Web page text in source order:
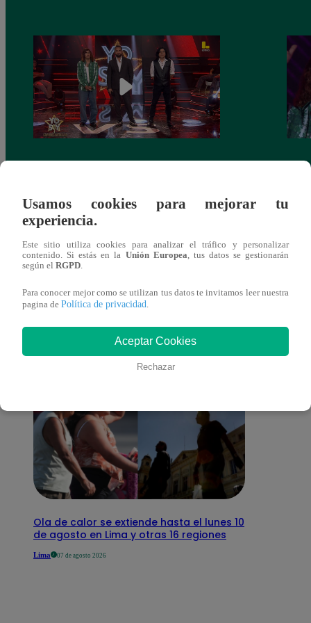
mantuvo su silla de consagrado!
Yo
También te puede
interesar
Ola de calor se extiende hasta el lunes 10
de agosto en Lima y otras 16 regiones
Lima 07 de agosto 2026
Usamos cookies para mejorar tu
experiencia.
Este sitio utiliza cookies para analizar el tráfico y personalizar
contenido. Si estás en la Unión Europea , tus datos se gestionarán
según el RGPD
Para conocer mejor como se utilizan tus datos te invitamos leer nuestra
pagina de Política de privacidad
Aceptar Cookies
Rechazar